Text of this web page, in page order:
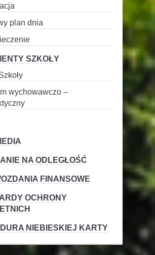
plan dnia
SZKOŁY
wychowawczo –
NA ODLEGŁOŚĆ
FINANSOWE
OCHRONY
NIEBIESKIEJ KARTY